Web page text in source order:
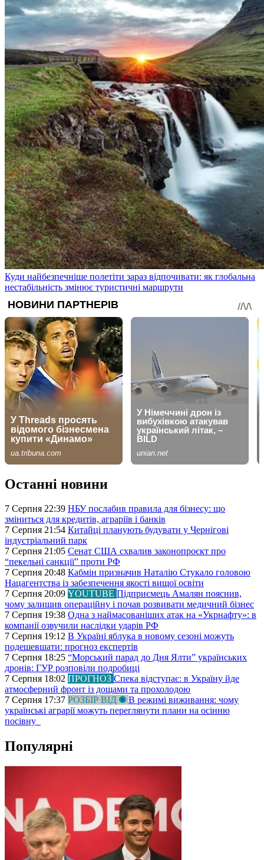
Куди найбезпечніше полетіти зараз відпочивати: як глобальна
нестабільність змінює туристичні маршрути
Останні новини
7 Серпня 22:39 НБУ послабив правила для бізнесу: що
зміниться для кредитів, аграріїв і банків
7 Серпня 21:54 Китайці планують будувати у Чернігові
індустріальний парк
7 Серпня 21:05 Сенат США схвалив законопроєкт про
“пекельні санкції” проти РФ
7 Серпня 20:48 Кабмін призначив Наталію Стукало головою
Нацагентства із забезпечення якості вищої освіти
7 Серпня 20:09 YOUTUBE Підприємець Амалян пояснив,
чому залишив операційну і почав розвивати медичний бізнес
7 Серпня 19:38 Одна з наймасованіших атак на «Укрнафту»: в
компанії озвучили наслідки ударів РФ
7 Серпня 19:12 В Україні яблука в новому сезоні можуть
подешевшати: прогноз експертів
7 Серпня 18:25 “Морський парад до Дня Ялти” українських
дронів: ГУР розповіли подробиці
7 Серпня 18:02 ПРОГНОЗ Спека відступає: в Україну йде
атмосферний фронт із дощами та прохолодою
7 Серпня 17:37 РОЗБІР ВІД
В режимі виживання: чому
українські аграрії можуть переглянути плани на осінню
посівну
Популярні